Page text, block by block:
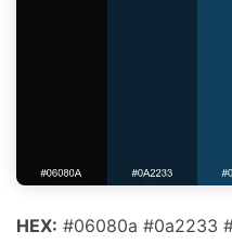
HEX: #06080a #0a2233